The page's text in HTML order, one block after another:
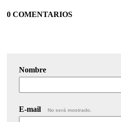
0 COMENTARIOS
Nombre
E-mail No será mostrado.